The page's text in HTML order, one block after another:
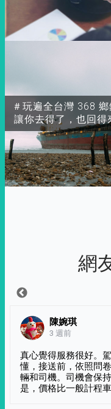
＃玩遍全台灣 368 鄉
讓你去得了，也回得
網
陳婉琪
3 週前
真心覺得服務很好。
懂，接送前，依照問
輛和司機。司機會保
是，價格比一般計程